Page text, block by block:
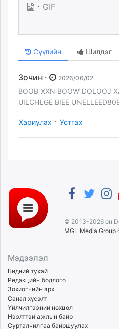
· GIF
Сүүлийн Шилдэг
Зочин · 2026/06/02
BOOB XXN BOOW DOLOOJ
UILCHLGE BIEE
Хариулах · Устгах
© 2013-2026 он
MGL Media Group
Мэдээлэл
Бидний тухай
Редакцийн бодлого
Зохиогчийн эрх
Санал хүсэлт
Үйлчилгээний нөхцөл
Нээлттэй ажлын байр
Сурталчилгаа байршуулах